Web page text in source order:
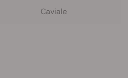
Caviale